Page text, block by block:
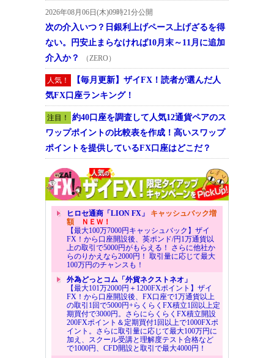
2026年08月06日(木)09時21分公開
次の介入いつ？日銀利上げペース上げざるを得
ない。円安止まらなければ10月末～11月に追加
介入か？
（ZERO）
人気！
【毎月更新】ザイFX！読者が選んだ人
気FX口座ランキング！
注目！
約40口座を調査して人気12通貨ペアのス
ワップポイントの比較表を作成！高いスワップ
ポイントを提供しているFX口座はどこだ？
ヒロセ通商「LION FX」 キャッシュバック増
額ＮＥＷ！
【最大100万7000円キャッシュバック】ザイ
FX！から口座開設後、英ポンド/円1万通貨以
上の取引で5000円がもらえる！ さらに他社か
らのりかえなら2000円！ 取引量に応じて最大
100万円のチャンスも！
外為どっとコム「外貨ネクストネオ」
【最大101万2000円＋1200FXポイント】ザイ
FX！から口座開設後、FX口座で1万通貨以上
の取引1回で5000円+らくらくFX積立1回以上定
期買付で3000円。さらにらくらくFX積立開設
200FXポイント＆定期買付1回以上で1000FXポ
イント。さらに取引量に応じて最大100万円に
加え、スクール受講と理解度テスト合格など
で1000円、CFD開設と取引で最大4000円！